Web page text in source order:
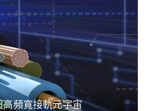
頻寬接軌元宇宙